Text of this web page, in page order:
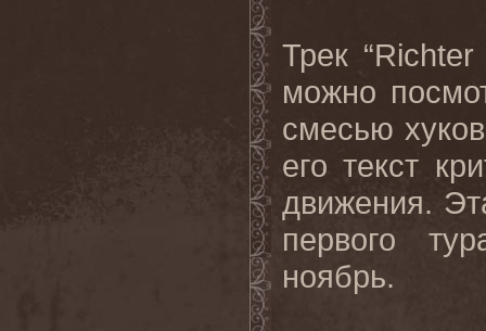
Трек
можно
смесью
его текст
движения.
первого
ноябрь.